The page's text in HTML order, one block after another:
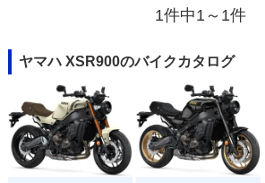
1件中1～1件
ヤマハ XSR900のバイクカタログ